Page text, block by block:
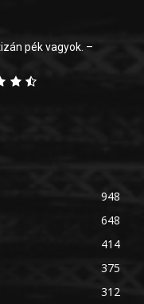
pék vagyok. –
948
648
414
375
312